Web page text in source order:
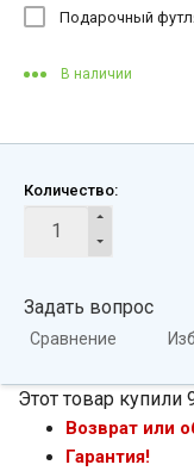
Подарочный
В наличии
Количество:
Задать вопрос
Сравнение
Этот товар купили
Возврат или
Гарантия!